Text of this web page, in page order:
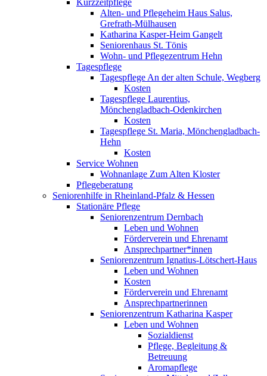
Kurzzeitpflege
Alten- und Pflegeheim Haus Salus,
Grefrath-Mülhausen
Katharina Kasper-Heim Gangelt
Seniorenhaus St. Tönis
Wohn- und Pflegezentrum Hehn
Tagespflege
Tagespflege An der alten Schule, Wegberg
Kosten
Tagespflege Laurentius,
Mönchengladbach-Odenkirchen
Kosten
Tagespflege St. Maria, Mönchengladbach-
Hehn
Kosten
Service Wohnen
Wohnanlage Zum Alten Kloster
Pflegeberatung
Seniorenhilfe in Rheinland-Pfalz & Hessen
Stationäre Pflege
Seniorenzentrum Dernbach
Leben und Wohnen
Förderverein und Ehrenamt
Ansprechpartner*innen
Seniorenzentrum Ignatius-Lötschert-Haus
Leben und Wohnen
Kosten
Förderverein und Ehrenamt
Ansprechpartnerinnen
Seniorenzentrum Katharina Kasper
Leben und Wohnen
Sozialdienst
Pflege, Begleitung &
Betreuung
Aromapflege